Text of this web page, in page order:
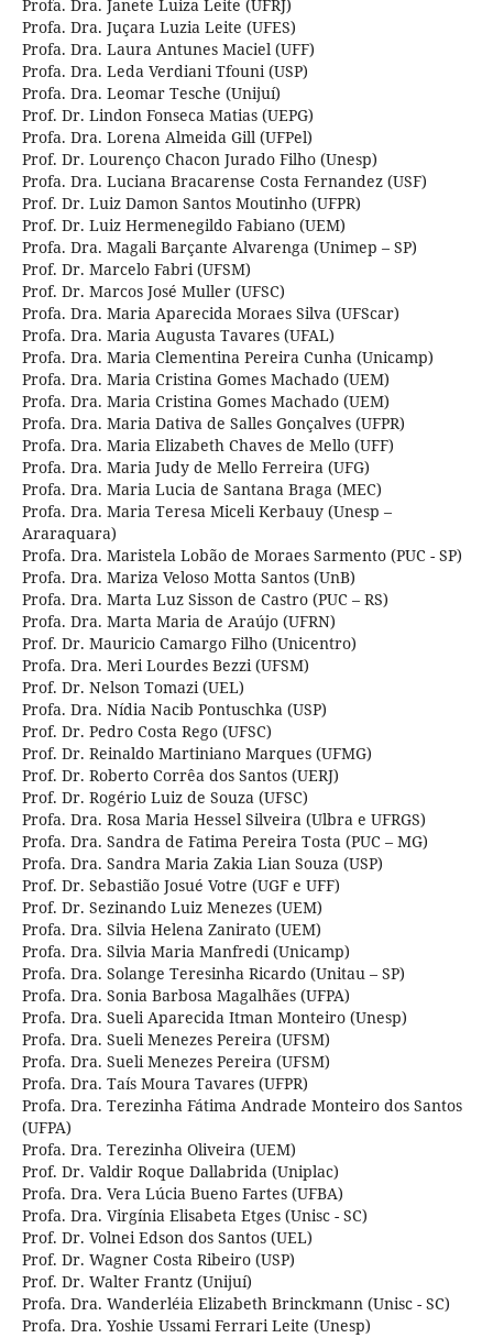
Profa. Dra. Janete Luiza Leite (UFRJ)
Profa. Dra. Juçara Luzia Leite (UFES)
Profa. Dra. Laura Antunes Maciel (UFF)
Profa. Dra. Leda Verdiani Tfouni (USP)
Profa. Dra. Leomar Tesche (Unijuí)
Prof. Dr. Lindon Fonseca Matias (UEPG)
Profa. Dra. Lorena Almeida Gill (UFPel)
Prof. Dr. Lourenço Chacon Jurado Filho (Unesp)
Profa. Dra. Luciana Bracarense Costa Fernandez (USF)
Prof. Dr. Luiz Damon Santos Moutinho (UFPR)
Prof. Dr. Luiz Hermenegildo Fabiano (UEM)
Profa. Dra. Magali Barçante Alvarenga (Unimep – SP)
Prof. Dr. Marcelo Fabri (UFSM)
Prof. Dr. Marcos José Muller (UFSC)
Profa. Dra. Maria Aparecida Moraes Silva (UFScar)
Profa. Dra. Maria Augusta Tavares (UFAL)
Profa. Dra. Maria Clementina Pereira Cunha (Unicamp)
Profa. Dra. Maria Cristina Gomes Machado (UEM)
Profa. Dra. Maria Cristina Gomes Machado (UEM)
Profa. Dra. Maria Dativa de Salles Gonçalves (UFPR)
Profa. Dra. Maria Elizabeth Chaves de Mello (UFF)
Profa. Dra. Maria Judy de Mello Ferreira (UFG)
Profa. Dra. Maria Lucia de Santana Braga (MEC)
Profa. Dra. Maria Teresa Miceli Kerbauy (Unesp –
Araraquara)
Profa. Dra. Maristela Lobão de Moraes Sarmento (PUC - SP)
Profa. Dra. Mariza Veloso Motta Santos (UnB)
Profa. Dra. Marta Luz Sisson de Castro (PUC – RS)
Profa. Dra. Marta Maria de Araújo (UFRN)
Prof. Dr. Mauricio Camargo Filho (Unicentro)
Profa. Dra. Meri Lourdes Bezzi (UFSM)
Prof. Dr. Nelson Tomazi (UEL)
Profa. Dra. Nídia Nacib Pontuschka (USP)
Prof. Dr. Pedro Costa Rego (UFSC)
Prof. Dr. Reinaldo Martiniano Marques (UFMG)
Prof. Dr. Roberto Corrêa dos Santos (UERJ)
Prof. Dr. Rogério Luiz de Souza (UFSC)
Profa. Dra. Rosa Maria Hessel Silveira (Ulbra e UFRGS)
Profa. Dra. Sandra de Fatima Pereira Tosta (PUC – MG)
Profa. Dra. Sandra Maria Zakia Lian Souza (USP)
Prof. Dr. Sebastião Josué Votre (UGF e UFF)
Prof. Dr. Sezinando Luiz Menezes (UEM)
Profa. Dra. Silvia Helena Zanirato (UEM)
Profa. Dra. Silvia Maria Manfredi (Unicamp)
Profa. Dra. Solange Teresinha Ricardo (Unitau – SP)
Profa. Dra. Sonia Barbosa Magalhães (UFPA)
Profa. Dra. Sueli Aparecida Itman Monteiro (Unesp)
Profa. Dra. Sueli Menezes Pereira (UFSM)
Profa. Dra. Sueli Menezes Pereira (UFSM)
Profa. Dra. Taís Moura Tavares (UFPR)
Profa. Dra. Terezinha Fátima Andrade Monteiro dos Santos
(UFPA)
Profa. Dra. Terezinha Oliveira (UEM)
Prof. Dr. Valdir Roque Dallabrida (Uniplac)
Profa. Dra. Vera Lúcia Bueno Fartes (UFBA)
Profa. Dra. Virgínia Elisabeta Etges (Unisc - SC)
Prof. Dr. Volnei Edson dos Santos (UEL)
Prof. Dr. Wagner Costa Ribeiro (USP)
Prof. Dr. Walter Frantz (Unijuí)
Profa. Dra. Wanderléia Elizabeth Brinckmann (Unisc - SC)
Profa. Dra. Yoshie Ussami Ferrari Leite (Unesp)